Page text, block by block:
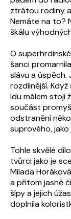
ztrátou rodiny
Nemáte na to?
škálu
O
šanci
slávu a
rozdílnější.
Idu málem stojí
součást
odstranění
suprového, jako
Tohle skvělé
tvůrci jako je
Milada
a přitom jasně
šípy a jejich
doplnila